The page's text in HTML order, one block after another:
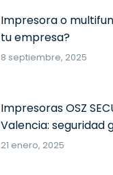
Impresora o
tu empresa?
8 septiembre, 2025
Impresoras OSZ
Valencia: seguridad
21 enero, 2025